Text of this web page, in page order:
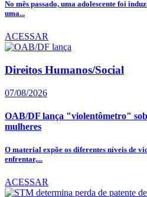
No mês passado, uma adolescente foi
uma...
ACESSAR
Direitos Humanos/Social
07/08/2026
OAB/DF lança "violentômetro"
mulheres
O material expõe os diferentes níveis de
enfrentar,...
ACESSAR